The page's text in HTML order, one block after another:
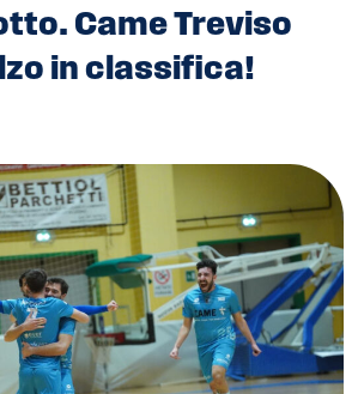
Came Treviso
in classifica!